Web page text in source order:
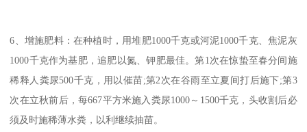
6、增施肥料：在种植时，用堆肥1000千克或河泥1000千克、焦泥灰
1000千克作为基肥，追肥以氮、钾肥最佳。第1次在惊蛰至春分间施
稀释人粪尿500千克，用以催苗;第2次在谷雨至立夏间打后施下;第3
次在立秋前后，每667平方米施入粪尿1000～1500千克，头收割后必
须及时施稀薄水粪，以利继续抽苗。